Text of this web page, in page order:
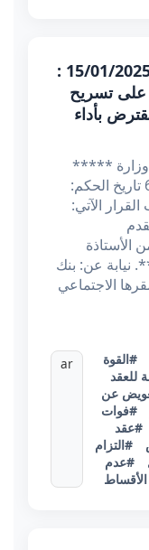
قرار تعقيبي عدد 65699 بتاريخ 15/01/2025 :
على تسريح
بأداء
وزارة *****
محكمة التعقيب القضية عدد: 65699 تاريخ الحكم:
القرار الآتي:
12/2023 تحت عدد 52513 من الأستاذة
نيابة عن: بنك
الاجتماعي
#القوة
للعقد
عن
#فوات
#عقد
#التزام
#عدم
ar